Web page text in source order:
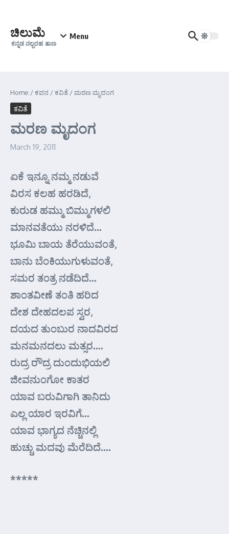
ಚಿಲುಮೆ
ಕನ್ನಡ ನಲ್ಬರಹ ತಾಣ
Menu
Home /ಕವನ /ಕವಿತೆ /ಮರಣ ಮೃದಂಗ
ಕವಿತೆ
ಮರಣ ಮೃದಂಗ
March 19, 2011
ಏಕೆ ಇನ್ನೂ ನಮ್ಮ ನಡುವೆ
ವಿರಸ ಕಲಹ ಹರಡಿದೆ,
ಕುರುಡ ಹಮ್ಮು ಬಿಮ್ಮುಗಳಲಿ
ಮಾನವತೆಯು ನರಳಿದೆ…
ಭೂಮಿ ಬಾಯ ತೆರೆಯುವಂತೆ,
ಬಾನು ಬೆಂಕಿಯುಗುಳುವಂತೆ,
ಸಮರ ತಂತ್ರ ನಡೆದಿದೆ…
ಶಾಂತವೀಣೆ ತಂತಿ ಹರಿದ
ದೇಶ ದೇಹದಲಪ ಸ್ವರ,
ದಯದ ತುಂಬುರ ನಾದವಿರದ
ಮನಮನದಲು ಮತ್ಸರ….
ರುದ್ರ ರೌದ್ರ ದುಂದುಭಿಯಲಿ
ಜೀವನುಂಗೋ ಕಾತರ
ಯಾವ ಬರುವಿಗಾಗಿ ತಾನಿದು
ಎಲ್ಲ ಯಾರ ಇರವಿಗೆ…
ಯಾವ ಭಾಗ್ಯದ ನೆಚ್ಚಿನಲ್ಲಿ
ಹುಚ್ಚು ಮದವು ಮೆರೆದಿದೆ….
*****